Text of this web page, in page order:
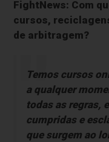
FightNews: Com
cursos,
de arbitragem?
Temos cursos
a qualquer
todas as regras,
cumpridas e
que surgem ao